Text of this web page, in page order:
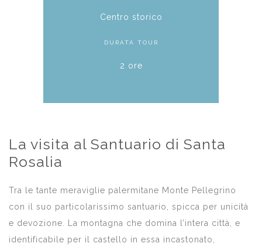
Centro storico
DURATA TOUR
2 ore
La visita al Santuario di Santa
Rosalia
Tra le tante meraviglie palermitane Monte Pellegrino
con il suo particolarissimo santuario, spicca per unicità
e devozione. La montagna che domina l’intera città, e
identificabile per il castello in essa incastonato,